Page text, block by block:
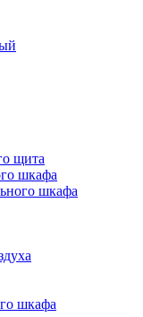
щита
шкафа
шкафа
шкафа